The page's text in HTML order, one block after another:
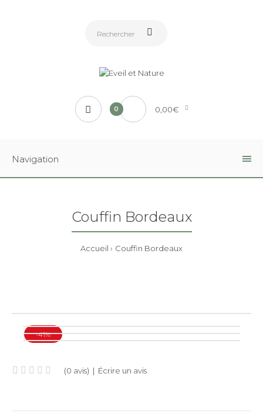
0 0,00€
Navigation
Couffin Bordeaux
Accueil Couffin Bordeaux
-41%
(0 avis) | Écrire un avis